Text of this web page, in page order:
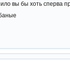
вы бы хоть сперва